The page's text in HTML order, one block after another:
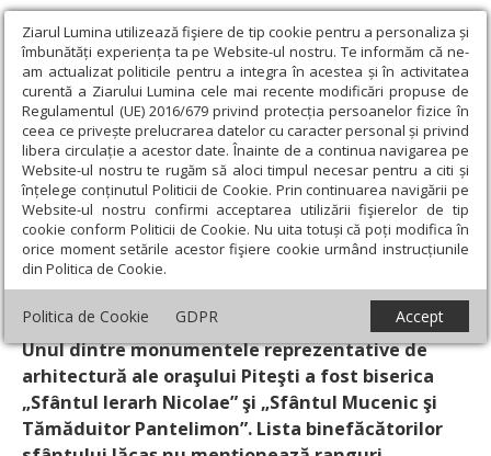
Ziarul Lumina utilizează fişiere de tip cookie pentru a personaliza și
îmbunătăți experiența ta pe Website-ul nostru. Te informăm că ne-
am actualizat politicile pentru a integra în acestea și în activitatea
curentă a Ziarului Lumina cele mai recente modificări propuse de
Regulamentul (UE) 2016/679 privind protecția persoanelor fizice în
ceea ce privește prelucrarea datelor cu caracter personal și privind
libera circulație a acestor date. Înainte de a continua navigarea pe
Website-ul nostru te rugăm să aloci timpul necesar pentru a citi și
înțelege conținutul Politicii de Cookie. Prin continuarea navigării pe
Website-ul nostru confirmi acceptarea utilizării fişierelor de tip
cookie conform Politicii de Cookie. Nu uita totuși că poți modifica în
orice moment setările acestor fişiere cookie urmând instrucțiunile
din Politica de Cookie.
Politica de Cookie GDPR Accept
Ziarul Lumina › Actualitate religioasă › Documentar › Biserica
„Sfântul Nicolae” cu ceas din Piteşti
Biserica „Sfântul Nicolae” cu ceas din Piteşti
Un articol de:Pr. Alexandru Briciu -21 Feb 2009
Unul dintre monumentele reprezentative de
arhitectură ale oraşului Piteşti a fost biserica
„Sfântul Ierarh Nicolae” şi „Sfântul Mucenic şi
Tămăduitor Pantelimon”. Lista binefăcătorilor